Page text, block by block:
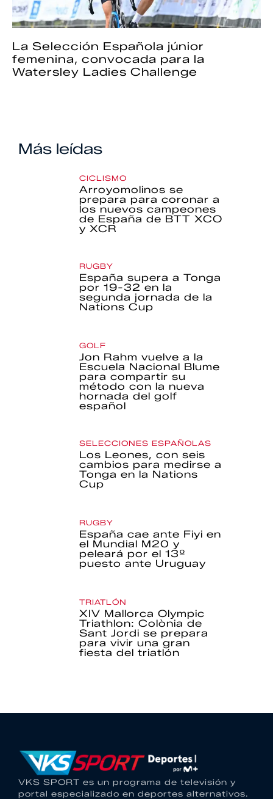
La Selección Española júnior
femenina, convocada para la
Watersley Ladies Challenge
Más leídas
CICLISMO
Arroyomolinos se
prepara para coronar a
los nuevos campeones
de España de BTT XCO
y XCR
RUGBY
España supera a Tonga
por 19-32 en la
segunda jornada de la
Nations Cup
GOLF
Jon Rahm vuelve a la
Escuela Nacional Blume
para compartir su
método con la nueva
hornada del golf
español
SELECCIONES ESPAÑOLAS
Los Leones, con seis
cambios para medirse a
Tonga en la Nations
Cup
RUGBY
España cae ante Fiyi en
el Mundial M20 y
peleará por el 13º
puesto ante Uruguay
TRIATLÓN
XIV Mallorca Olympic
Triathlon: Colònia de
Sant Jordi se prepara
para vivir una gran
fiesta del triatlón
VKS SPORT es un programa de televisión y
portal especializado en deportes alternativos.